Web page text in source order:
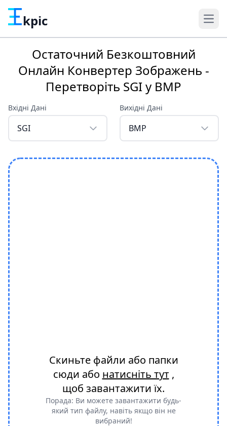
kpic
Остаточний Безкоштовний
Онлайн Конвертер Зображень -
Перетворіть SGI у BMP
Вхідні Дані
SGI
Вихідні Дані
BMP
Скиньте файли або папки
сюди або натисніть тут,
щоб завантажити їх.
Порада: Ви можете завантажити будь-
який тип файлу, навіть якщо він не
вибраний!